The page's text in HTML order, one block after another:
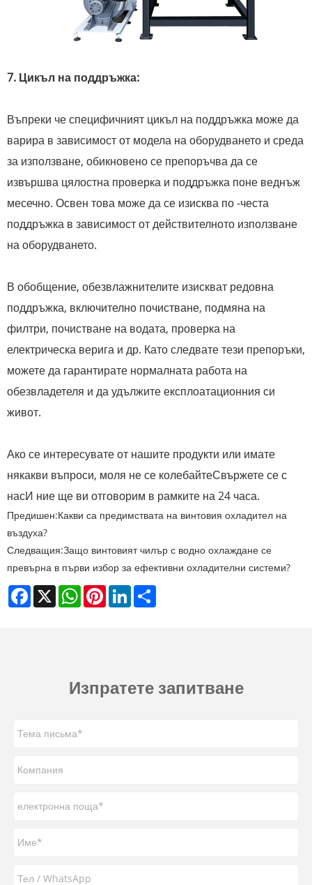
7. Цикъл на поддръжка:
Въпреки че специфичният цикъл на поддръжка може да
варира в зависимост от модела на оборудването и среда
за използване, обикновено се препоръчва да се
извършва цялостна проверка и поддръжка поне веднъж
месечно. Освен това може да се изисква по -честа
поддръжка в зависимост от действителното използване
на оборудването.
В обобщение, обезвлажнителите изискват редовна
поддръжка, включително почистване, подмяна на
филтри, почистване на водата, проверка на
електрическа верига и др. Като следвате тези препоръки,
можете да гарантирате нормалната работа на
обезвладетеля и да удължите експлоатационния си
живот.
Ако се интересувате от нашите продукти или имате
някакви въпроси, моля не се колебайтеСвържете се с
насИ ние ще ви отговорим в рамките на 24 часа.
Предишен:Какви са предимствата на винтовия охладител на
въздуха?
Следващия:Защо винтовият чилър с водно охлаждане се
превърна в първи избор за ефективни охладителни системи?
Facebook
X WhatsAppPinterestLinkedIn
Изпратете запитване